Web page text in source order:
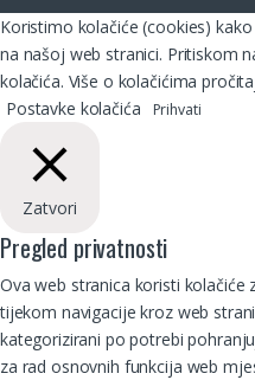
Koristimo kolačiće (cookies)
na našoj web stranici. Pritiskom
kolačića. Više o kolačićima
Postavke kolačića
Prihvati
Zatvori
Pregled privatnosti
Ova web stranica koristi kolačiće
tijekom navigacije kroz web
kategorizirani po potrebi
za rad osnovnih funkcija web